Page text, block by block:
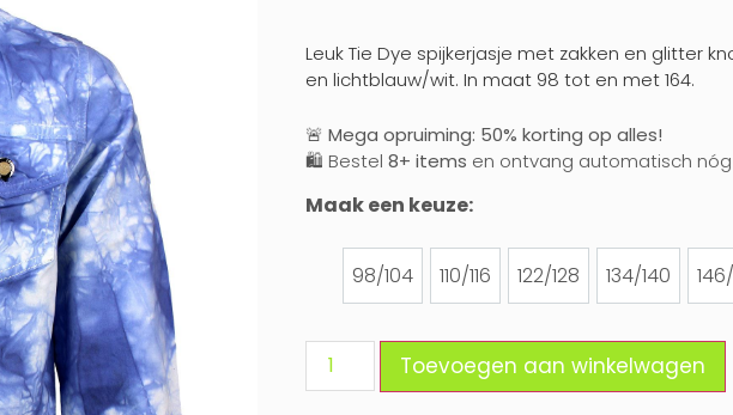
Leuk Tie Dye spijkerjasje met zakken en glitter
en lichtblauw/wit. In maat 98 tot en met 164.
🚨 Mega opruiming: 50% korting op alles!
🛍️ Bestel 8+ items en ontvang automatisch
Maak een keuze:
98/104
98/104
110/116
110/116
122/128
122/128
134/140
134/140
Toevoegen aan winkelwagen